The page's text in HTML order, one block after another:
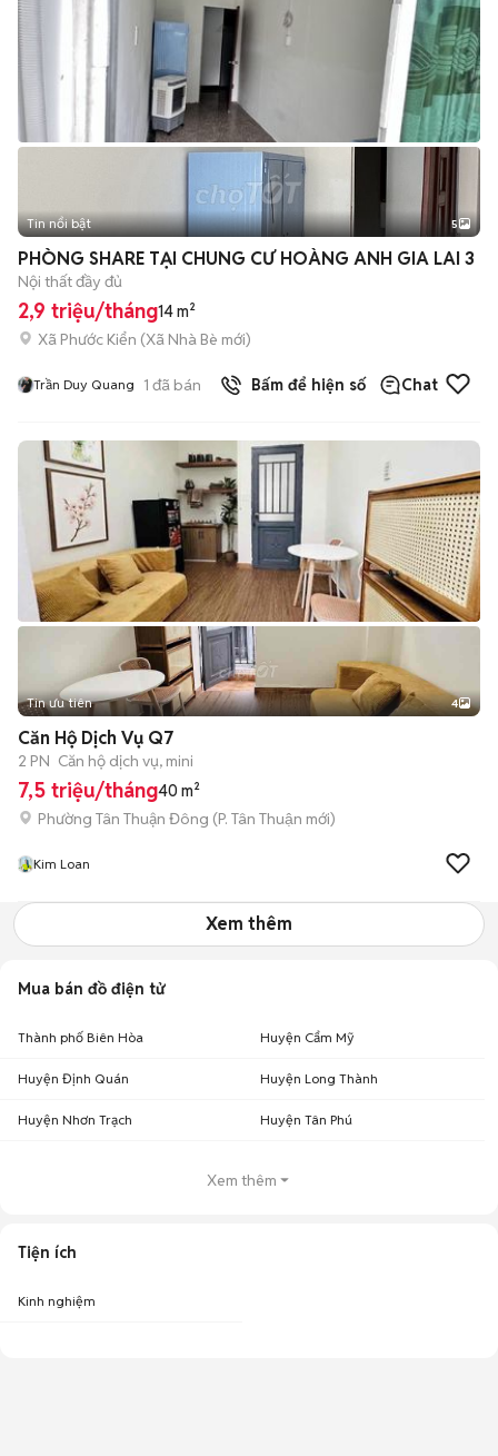
Tin nổi bật 5
PHÒNG SHARE TẠI CHUNG CƯ HOÀNG ANH GIA LAI 3
Nội thất đầy đủ
2,9 triệu/tháng14 m²
Xã Phước Kiển (Xã Nhà Bè mới)
Trần Duy Quang 1 đã bán Bấm để hiện số Chat
Tin ưu tiên 4
Căn Hộ Dịch Vụ Q7
2 PN Căn hộ dịch vụ, mini
7,5 triệu/tháng40 m²
Phường Tân Thuận Đông (P. Tân Thuận mới)
Kim Loan
Xem thêm
Mua bán đồ điện tử
Thành phố Biên Hòa Huyện Cẩm Mỹ
Huyện Định Quán Huyện Long Thành
Huyện Nhơn Trạch Huyện Tân Phú
Xem thêm
Tiện ích
Kinh nghiệm